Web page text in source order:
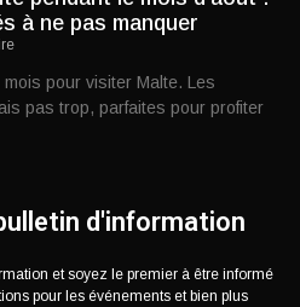
à ne pas manquer
pour visiter Malte. Les
pas trop, parfaites pour profiter
d'information
et soyez le premier à être informé
pour les événements et bien plus